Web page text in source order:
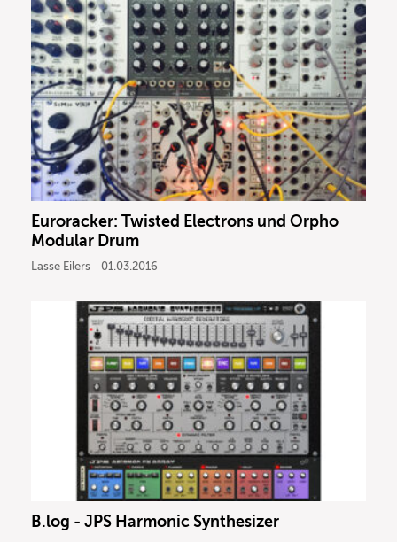
Euroracker: Twisted Electrons und Orpho
Modular Drum
Lasse Eilers 01.03.2016
B.log - JPS Harmonic Synthesizer